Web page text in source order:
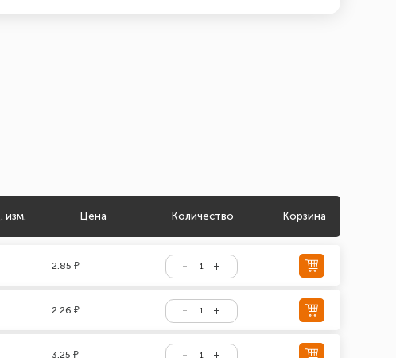
изм. Цена Количество Корзина
2.85 ₽
2.26 ₽
3.25 ₽